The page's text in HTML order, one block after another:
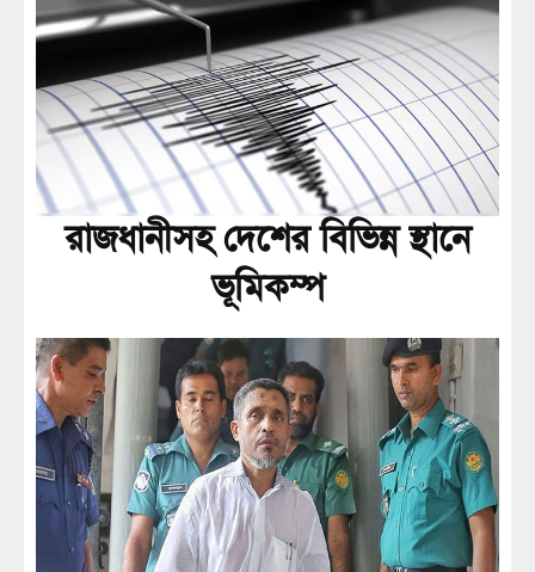
রাজধানীসহ দেশের বিভিন্ন স্থানে
ভূমিকম্প